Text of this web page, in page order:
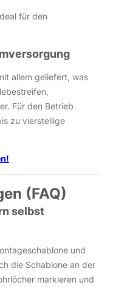
für den
allem geliefert, was
Für den Betrieb
zu vierstellige
(FAQ)
selbst
und
die Schablone an der
markieren und